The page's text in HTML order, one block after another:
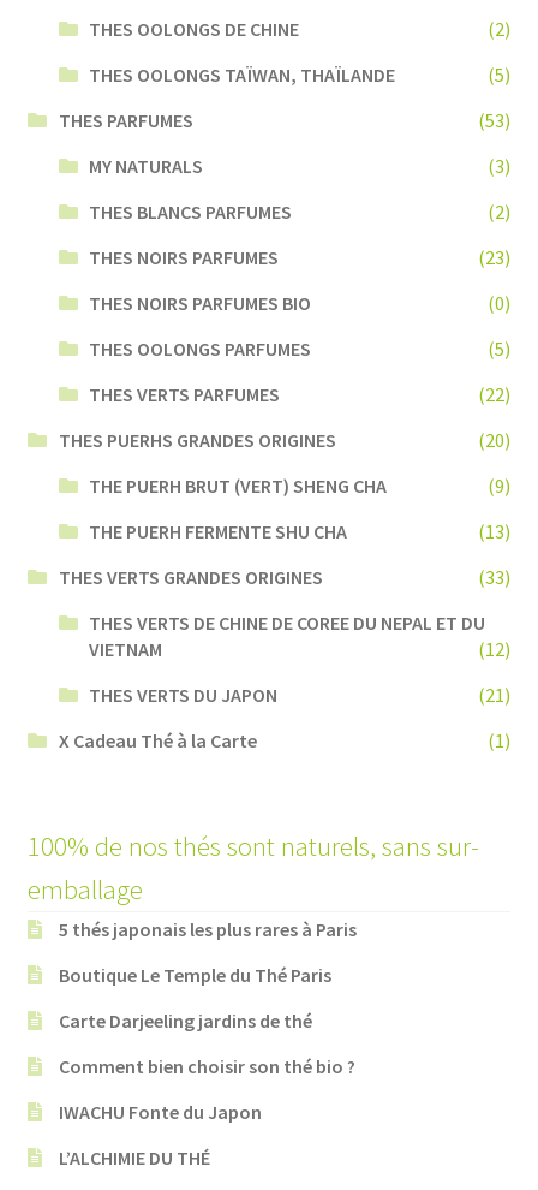
THES OOLONGS DE CHINE
(2)
THES OOLONGS TAÏWAN, THAÏLANDE
(5)
THES PARFUMES
(53)
MY NATURALS
(3)
THES BLANCS PARFUMES
(2)
THES NOIRS PARFUMES
(23)
THES NOIRS PARFUMES BIO
(0)
THES OOLONGS PARFUMES
(5)
THES VERTS PARFUMES
(22)
THES PUERHS GRANDES ORIGINES
(20)
THE PUERH BRUT (VERT) SHENG CHA
(9)
THE PUERH FERMENTE SHU CHA
(13)
THES VERTS GRANDES ORIGINES
(33)
THES VERTS DE CHINE DE COREE DU NEPAL ET DU
VIETNAM
(12)
THES VERTS DU JAPON
(21)
X Cadeau Thé à la Carte
(1)
100% de nos thés sont naturels, sans sur-
emballage
5 thés japonais les plus rares à Paris
Boutique Le Temple du Thé Paris
Carte Darjeeling jardins de thé
Comment bien choisir son thé bio ?
IWACHU Fonte du Japon
L’ALCHIMIE DU THÉ